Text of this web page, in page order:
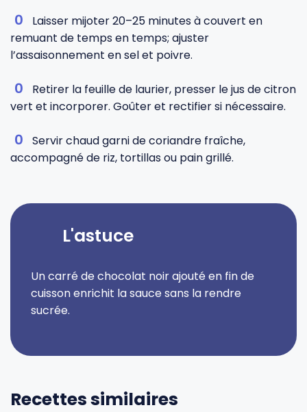
Laisser mijoter 20–25 minutes à couvert en
remuant de temps en temps; ajuster
l’assaisonnement en sel et poivre.
Retirer la feuille de laurier, presser le jus de citron
vert et incorporer. Goûter et rectifier si nécessaire.
Servir chaud garni de coriandre fraîche,
accompagné de riz, tortillas ou pain grillé.
L'astuce
Un carré de chocolat noir ajouté en fin de
cuisson enrichit la sauce sans la rendre
sucrée.
Recettes similaires